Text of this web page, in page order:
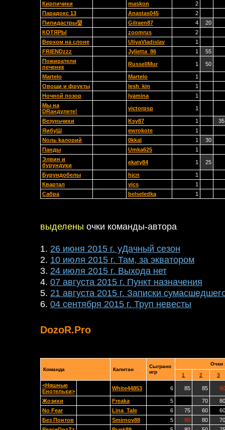
Кирпичики maskon
2
Парадокс 13
Anastas045
2
Пипидастры👹
Gilraen87 4
20
КОТЯРЫ
zoomrus
2
Верхом на слоне
UliyaVladislav
1
FRIENDzzz
Jylietta_86 1
55
Пожиратели
печенек
RussellMur 1 50
Martelo Martelo
1
Овощи и фрукты
lesh_kin
1
Ночной позор
lyamina
1
Мы на
DRандулете!
victorpsp 1
Везуньчики Ksy87 1
35
ЯибуШ
ewrokote
1
Nоль kалорий
0kkal 1
30
Панды
Umka625
1
Элвин и
бурундуки
ekaty84 1 25
Бурундобелы hjcn
1
Квартал
vics
1
Сабра
belseledka 1
выделены очки команды-автора
1. 26 июня 2015 г. уДачный сезон
2. 10 июля 2015 г. Там, за экватором
3. 24 июля 2015 г. Выхода нет
4. 07 августа 2015 г. Пункт назначения
5. 21 августа 2015 г. Записки
6. 04 сентября 2015 г. Труп невесты
DozoR.Pro
Команда Капитан
Сыграно
игр
Очки
1
2 3
<Няшные
Енотельки>
White44853 6 85 85 90
Жозики Freaka 5 70
80
No Fear
Lina_Tale 6 75 60
60
Без Понтов
Smirnov88 5 90 80
70